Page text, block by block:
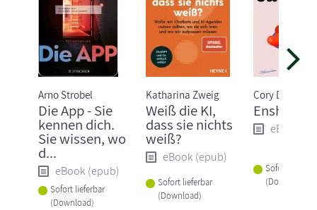
Arno Strobel
Die App - Sie
kennen dich.
Sie wissen, wo
d...
eBook (epub)
Sofort lieferbar
(Download)
Katharina Zweig
Weiß die KI,
dass sie nichts
weiß?
eBook (epub)
Sofort lieferbar
(Download)
Cory
eBook
Sofort
(Download)